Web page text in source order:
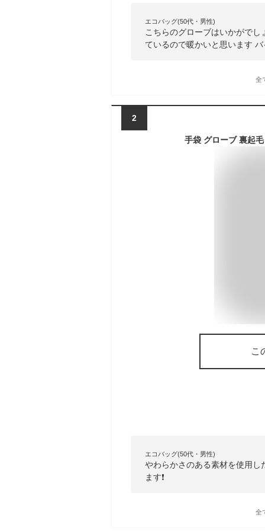
エコバッグ(50代・男性)
こちらのグローブはいかがで
ているので暖かいと思います
全
2
こ
エコバッグ(50代・男性)
やわらかさのある素材を使用
ます❗
全